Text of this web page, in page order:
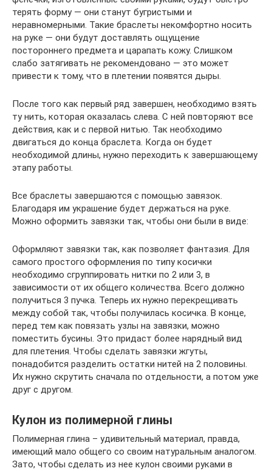
терять форму — они станут бугристыми и
неравномерными. Такие браслеты некомфортно носить
на руке — они будут доставлять ощущение
постороннего предмета и царапать кожу. Слишком
слабо затягивать не рекомендовано — это может
привести к тому, что в плетении появятся дыры.
После того как первый ряд завершен, необходимо взять
ту нить, которая оказалась слева. С ней повторяют все
действия, как и с первой нитью. Так необходимо
двигаться до конца браслета. Когда он будет
необходимой длины, нужно переходить к завершающему
этапу работы.
Все браслеты завершаются с помощью завязок.
Благодаря им украшение будет держаться на руке.
Можно оформить завязки так, чтобы они были в виде:
Оформляют завязки так, как позволяет фантазия. Для
самого простого оформления по типу косички
необходимо сгруппировать нитки по 2 или 3, в
зависимости от их общего количества. Всего должно
получиться 3 пучка. Теперь их нужно перекрещивать
между собой так, чтобы получилась косичка. В конце,
перед тем как повязать узлы на завязки, можно
поместить бусины. Это придаст более нарядный вид
для плетения. Чтобы сделать завязки жгуты,
понадобится разделить остатки нитей на 2 половины.
Их нужно скрутить сначала по отдельности, а потом уже
друг с другом.
Кулон из полимерной глины
Полимерная глина – удивительный материал, правда,
имеющий мало общего со своим натуральным аналогом.
Зато, чтобы сделать из нее кулон своими руками в